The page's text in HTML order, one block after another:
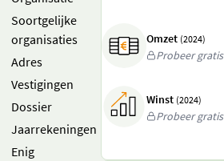
Soortgelijke
organisaties
Adres
Vestigingen
Dossier
Jaarrekeningen
Enig
Omzet (2024)
Probeer gratis
Winst (2024)
Probeer gratis